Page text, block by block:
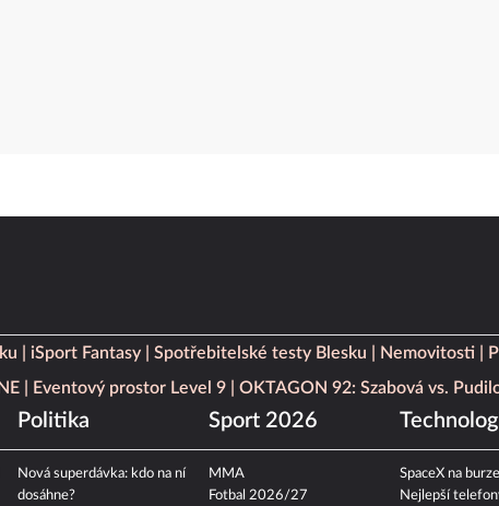
iSport Fantasy Spotřebitelské testy Blesku Nemovitosti
Eventový prostor Level 9 OKTAGON 92: Szabová vs.
Politika
Nová superdávka: kdo na ní
dosáhne?
Sport 2026
MMA
Fotbal 2026/27
SpaceX na burze
Nejlepší